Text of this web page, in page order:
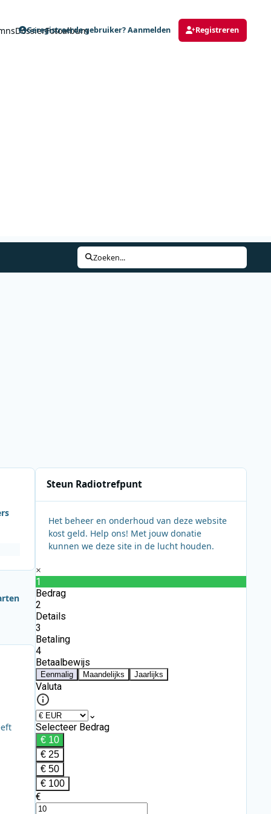
DossierFotoalbum
Geregistreerde gebruiker? Aanmelden Registreren
Zoeken...
Steun Radiotrefpunt
Het beheer en onderhoud van deze website
kost geld. Help ons! Met jouw donatie
kunnen we deze site in de lucht houden.